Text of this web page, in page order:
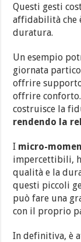
Questi gesti
affidabilità che
duratura.
Un esempio
giornata
offrire
offrire
costruisce la
rendendo la
I micro-
impercettibili,
qualità e la
questi piccoli
può fare una
con il proprio
In definitiva, è